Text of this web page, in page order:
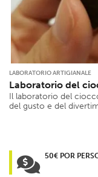
LABORATORIO ARTIGIANALE
Laboratorio del
Il laboratorio del
del gusto e del
50€ POR